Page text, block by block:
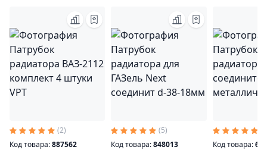
(2)
Код товара:887562
(5)
Код товара:848013
Код товара: